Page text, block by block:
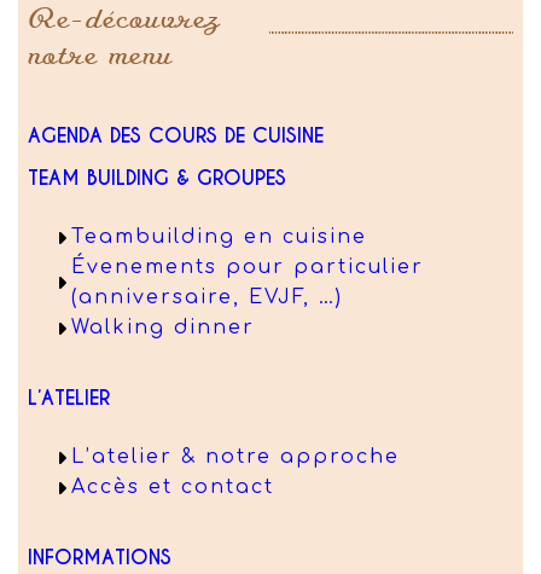
Re-découvrez
notre menu
AGENDA DES COURS DE CUISINE
TEAM BUILDING & GROUPES
Teambuilding en cuisine
Évenements pour particulier
(anniversaire, EVJF, …)
Walking dinner
L’ATELIER
L’atelier & notre approche
Accès et contact
INFORMATIONS